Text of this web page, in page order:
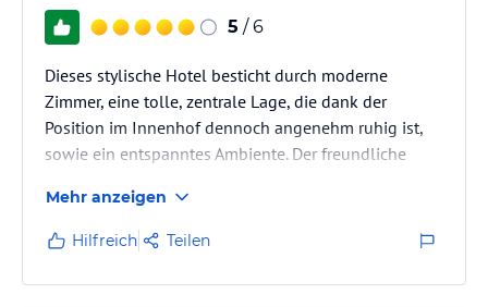
5 / 6
Dieses stylische Hotel besticht durch moderne
Zimmer, eine tolle, zentrale Lage, die dank der
Position im Innenhof dennoch angenehm ruhig ist,
sowie ein entspanntes Ambiente. Der freundliche
besonders angenehmen Aufenthalt bei.
Mehr anzeigen
Hilfreich Teilen